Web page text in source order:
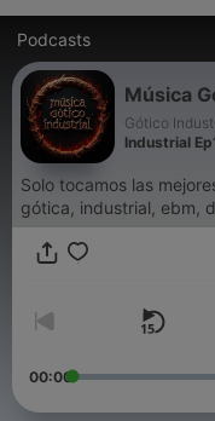
Podcasts
Música
Gótico
Industrial
Solo tocamos las
gótica, industrial, ebm,
00:00